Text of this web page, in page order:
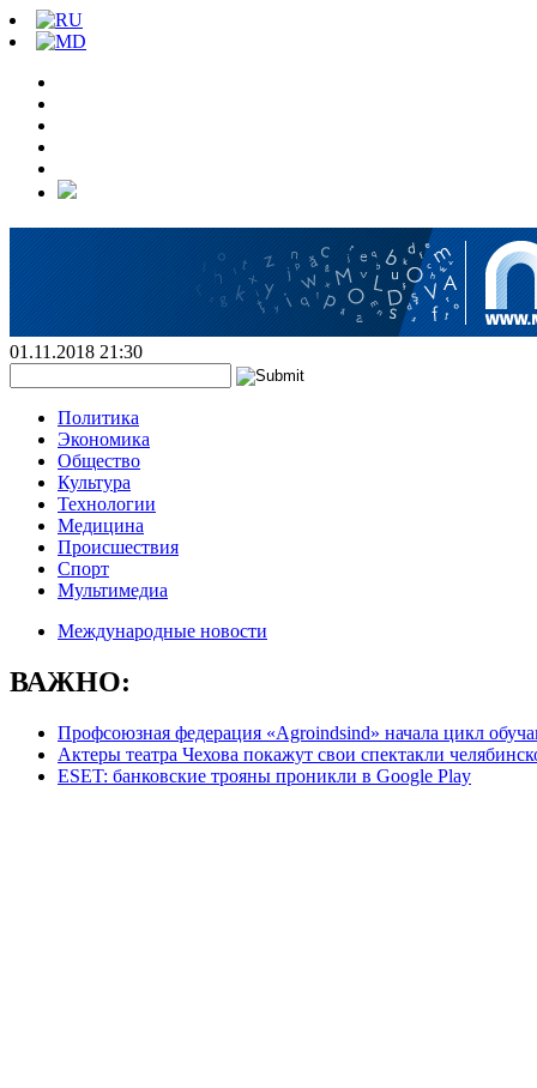
01.11.2018 21:30
Политика
Экономика
Общество
Культура
Технологии
Медицина
Происшествия
Спорт
Мультимедиа
Международные новости
ВАЖНО:
Профсоюзная федерация «Agroindsind» начала цикл
Актеры театра Чехова покажут свои спектакли
ESET: банковские трояны проникли в Google Play